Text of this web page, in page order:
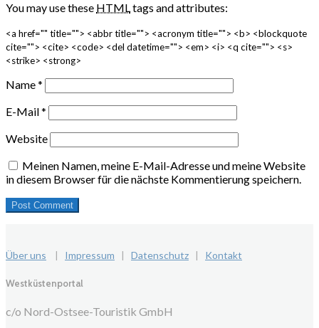
You may use these HTMLtags and attributes:
<a href="" title=""> <abbr title=""> <acronym title=""> <b> <blockquote
cite=""> <cite> <code> <del datetime=""> <em> <i> <q cite=""> <s>
<strike> <strong>
Name*
E-Mail*
Website
Meinen Namen, meine E-Mail-Adresse und meine Website
in diesem Browser für die nächste Kommentierung speichern.
Über uns | Impressum | Datenschutz | Kontakt
Westküstenportal
c/o Nord-Ostsee-Touristik GmbH